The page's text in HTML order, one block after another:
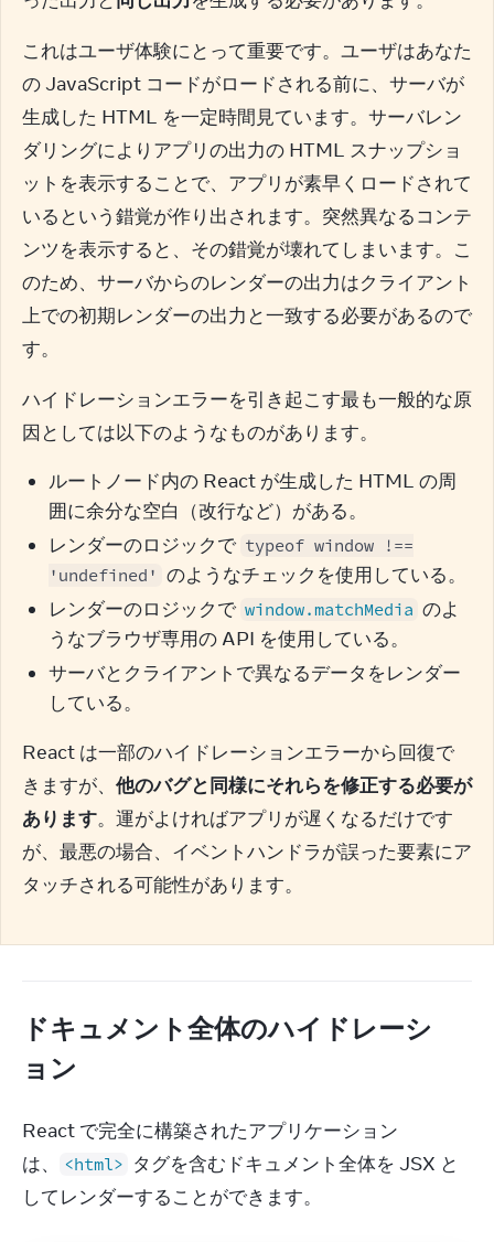
これはユーザ体験にとって重要です。ユーザはあなた
の JavaScript コードがロードされる前に、サーバが
生成した HTML を一定時間見ています。サーバレン
ダリングによりアプリの出力の HTML スナップショ
ットを表示することで、アプリが素早くロードされて
いるという錯覚が作り出されます。突然異なるコンテ
ンツを表示すると、その錯覚が壊れてしまいます。こ
のため、サーバからのレンダーの出力はクライアント
上での初期レンダーの出力と一致する必要があるので
す。
ハイドレーションエラーを引き起こす最も一般的な原
因としては以下のようなものがあります。
ルートノード内の React が生成した HTML の周
囲に余分な空白（改行など）がある。
レンダーのロジックで typeof window !==
'undefined' のようなチェックを使用している。
レンダーのロジックで window.matchMedia のよ
うなブラウザ専用の API を使用している。
サーバとクライアントで異なるデータをレンダー
している。
React は一部のハイドレーションエラーから回復で
きますが、 他のバグと同様にそれらを修正する必要が
あります。運がよければアプリが遅くなるだけです
が、最悪の場合、イベントハンドラが誤った要素にア
タッチされる可能性があります。
ドキュメント全体のハイドレーシ
ョン
React で完全に構築されたアプリケーション
は、
<html> タグを含むドキュメント全体を JSX と
してレンダーすることができます。